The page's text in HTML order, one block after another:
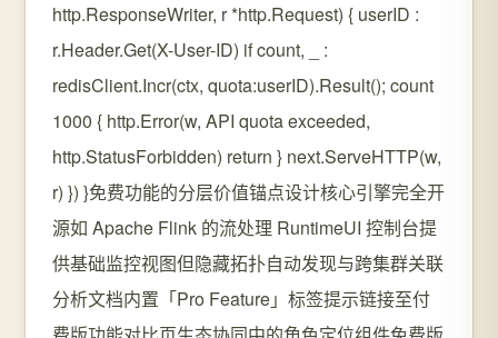
http.ResponseWriter, r *http.Request) { userID :
r.Header.Get(X-User-ID) if count, _ :
redisClient.Incr(ctx, quota:userID).Result(); count
1000 { http.Error(w, API quota exceeded,
http.StatusForbidden) return } next.ServeHTTP(w,
r) }) }免费功能的分层价值锚点设计核心引擎完全开
源如 Apache Flink 的流处理 RuntimeUI 控制台提
供基础监控视图但隐藏拓扑自动发现与跨集群关联
分析文档内置「Pro Feature」标签提示链接至付